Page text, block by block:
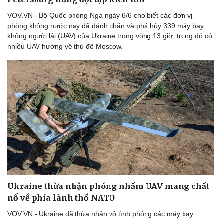
Sức khỏe
Dinh dưỡng - món ngon
Cây thuốc
Sản phụ khoa
Nhi khoa
Nam khoa
Làm đẹp - giảm cân
Phòng mạch online
Ăn sạch sống khỏe
Đời sống
Nhà đẹp
Blog
Tình yêu - Gia đình
VOV.VN - Bộ Quốc phòng Nga ngày 6/6 cho biết các đơn vị
phòng không nước này đã đánh chặn và phá hủy 339 máy bay
không người lái (UAV) của Ukraine trong vòng 13 giờ, trong đó có
nhiều UAV hướng về thủ đô Moscow.
Ukraine thừa nhận phóng nhầm UAV mang chất
nổ về phía lãnh thổ NATO
VOV.VN - Ukraine đã thừa nhận vô tình phóng các máy bay